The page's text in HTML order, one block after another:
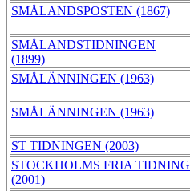
SMÅLANDSPOSTEN (1867)
SMÅLANDSTIDNINGEN
(1899)
SMÅLÄNNINGEN (1963)
SMÅLÄNNINGEN (1963)
ST TIDNINGEN (2003)
STOCKHOLMS FRIA TIDNING
(2001)